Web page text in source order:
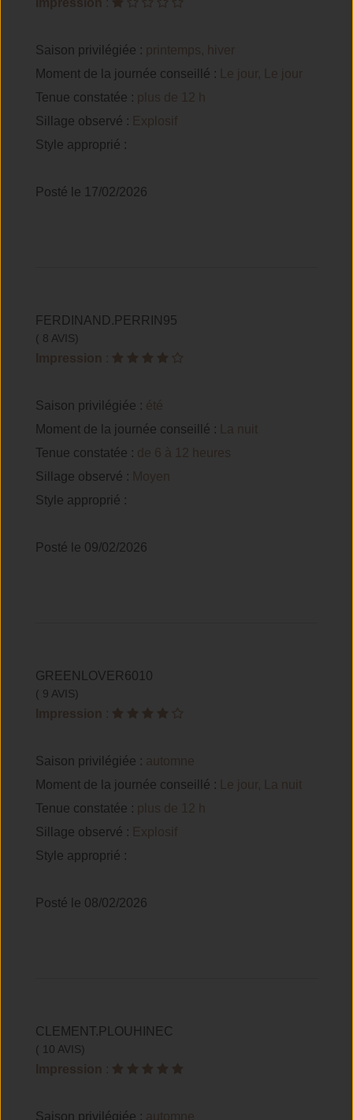
Impression :
Saison privilégiée : printemps, hiver
Moment de la journée conseillé :
Le jour, Le jour
Tenue constatée : plus de 12 h
Sillage observé : Explosif
Style approprié :
Posté le 17/02/2026
FERDINAND.PERRIN95
( 8 AVIS)
Impression :
Saison privilégiée : été
Moment de la journée conseillé :
La nuit
Tenue constatée : de 6 à 12 heures
Sillage observé : Moyen
Style approprié :
Posté le 09/02/2026
GREENLOVER6010
( 9 AVIS)
Impression :
Saison privilégiée : automne
Moment de la journée conseillé :
Le jour, La nuit
Tenue constatée : plus de 12 h
Sillage observé : Explosif
Style approprié :
Posté le 08/02/2026
CLEMENT.PLOUHINEC
( 10 AVIS)
Impression :
Saison privilégiée : automne